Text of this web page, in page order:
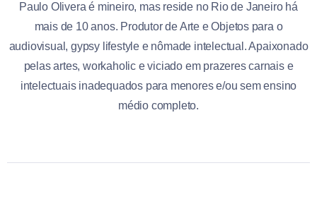
Paulo Olivera é mineiro, mas reside no Rio de Janeiro há
mais de 10 anos. Produtor de Arte e Objetos para o
audiovisual, gypsy lifestyle e nômade intelectual. Apaixonado
pelas artes, workaholic e viciado em prazeres carnais e
intelectuais inadequados para menores e/ou sem ensino
médio completo.